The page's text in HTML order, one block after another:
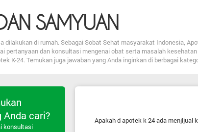
SAMYUAN
dilakukan di rumah. Sebagai Sobat Sehat masyarakat Indonesia,
pertanyaan dan konsultasi mengenai obat serta masalah
K-24. Temukan juga jawaban yang Anda inginkan di berbagai
Apakah d apotek k 24 ada menjljual
Anda cari?
konsultasi